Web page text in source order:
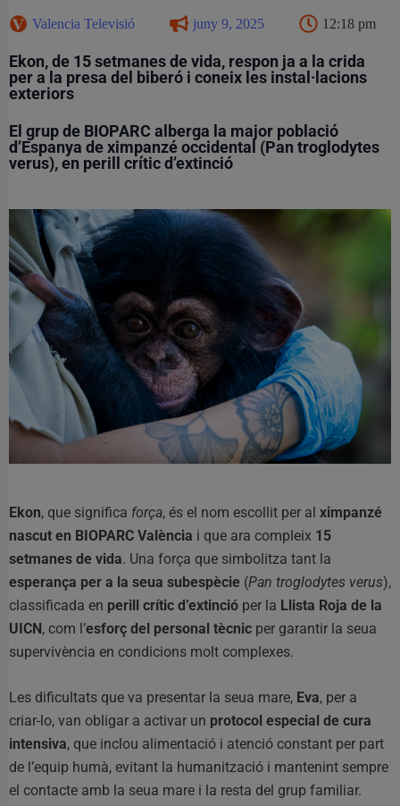
Valencia Televisió juny 9, 2025 12:18 pm
Ekon, de 15 setmanes de vida, respon ja a la crida
per a la presa del biberó i coneix les instal·lacions
exteriors
El grup de BIOPARC alberga la major població
d’Espanya de ximpanzé occidental (Pan troglodytes
verus), en perill crític d’extinció
Ekon, que significa força, és el nom escollit per al ximpanzé
nascut en BIOPARC València i que ara compleix 15
setmanes de vida. Una força que simbolitza tant la
esperança per a la seua subespècie (Pan troglodytes verus),
classificada en perill crític d’extinció per la Llista Roja de la
UICN, com l’esforç del personal tècnic per garantir la seua
supervivència en condicions molt complexes.
Les dificultats que va presentar la seua mare, Eva, per a
criar-lo, van obligar a activar un protocol especial de cura
intensiva, que inclou alimentació i atenció constant per part
de l’equip humà, evitant la humanització i mantenint sempre
el contacte amb la seua mare i la resta del grup familiar.